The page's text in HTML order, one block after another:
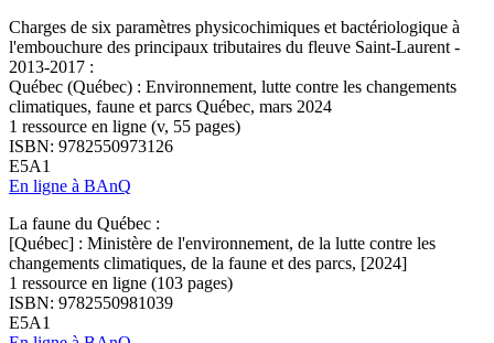
Charges de six paramètres physicochimiques et bactériologique à
l'embouchure des principaux tributaires du fleuve Saint-Laurent -
2013-2017 :
Québec (Québec) : Environnement, lutte contre les changements
climatiques, faune et parcs Québec, mars 2024
1 ressource en ligne (v, 55 pages)
ISBN: 9782550973126
E5A1
En ligne à BAnQ
La faune du Québec :
[Québec] : Ministère de l'environnement, de la lutte contre les
changements climatiques, de la faune et des parcs, [2024]
1 ressource en ligne (103 pages)
ISBN: 9782550981039
E5A1